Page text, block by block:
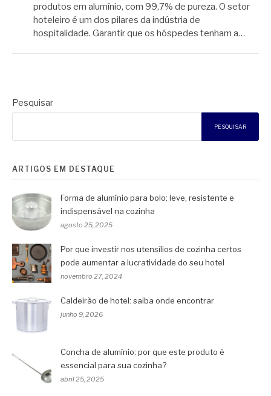
produtos em alumínio, com 99,7% de pureza. O setor
hoteleiro é um dos pilares da indústria de
hospitalidade. Garantir que os hóspedes tenham a…
Pesquisar
PESQUISAR
ARTIGOS EM DESTAQUE
Forma de alumínio para bolo: leve, resistente e
indispensável na cozinha
agosto 25, 2025
Por que investir nos utensílios de cozinha certos
pode aumentar a lucratividade do seu hotel
novembro 27, 2024
Caldeirão de hotel: saiba onde encontrar
junho 9, 2026
Concha de alumínio: por que este produto é
essencial para sua cozinha?
abril 25, 2025